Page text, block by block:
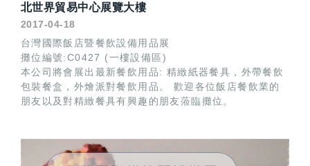
北世界貿易中心展覽大樓
2017-04-18
台灣國際飯店暨餐飲設備用品展
攤位編號:C0427 (一樓設備區)
本公司將會展出最新餐飲用品: 精緻紙器餐具，外帶餐飲
包裝餐盒，外燴派對餐飲用品。 歡迎各位飯店餐飲業的
朋友以及對精緻餐具有興趣的朋友蒞臨攤位。